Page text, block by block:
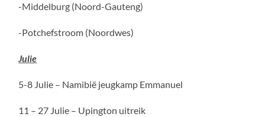
-Middelburg (Noord-Gauteng)
-Potchefstroom (Noordwes)
Julie
5-8 Julie – Namibië jeugkamp Emmanuel
11 – 27 Julie – Upington uitreik